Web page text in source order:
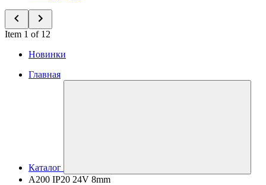
Item 1 of 12
Новинки
Главная
Каталог
A200 IP20 24V 8mm